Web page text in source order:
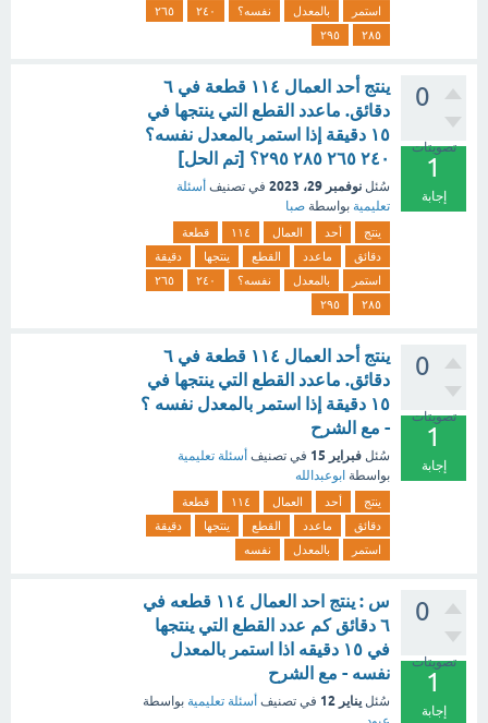
استمر
بالمعدل نفسه؟ ٢٤٠
٢٦٥
٢٨٥
٢٩٥
0
تصويتات
1
إجابة
ينتج أحد العمال ١١٤ قطعة في ٦
دقائق. ماعدد القطع التي ينتجها في
١٥ دقيقة إذا استمر بالمعدل نفسه؟
٢٤٠ ٢٦٥ ٢٨٥ ٢٩٥؟ [تم الحل]
سُئل نوفمبر 29، 2023 في تصنيف أسئلة
تعليمية بواسطة صبا
ينتج أحد العمال ١١٤
قطعة
دقائق
ماعدد القطع ينتجها
دقيقة
استمر
بالمعدل نفسه؟ ٢٤٠
٢٦٥
٢٨٥
٢٩٥
0
تصويتات
1
إجابة
ينتج أحد العمال ١١٤ قطعة في ٦
دقائق. ماعدد القطع التي ينتجها في
١٥ دقيقة إذا استمر بالمعدل نفسه ؟
- مع الشرح
سُئل فبراير 15 في تصنيف أسئلة تعليمية
بواسطة ابوعبدالله
ينتج أحد العمال ١١٤
قطعة
دقائق
ماعدد القطع ينتجها
دقيقة
استمر
بالمعدل نفسه
0
تصويتات
1
إجابة
س : ينتج احد العمال ١١٤ قطعه في
٦ دقائق كم عدد القطع التي ينتجها
في ١٥ دقيقه اذا استمر بالمعدل
نفسه - مع الشرح
سُئل يناير 12 في تصنيف أسئلة تعليمية بواسطة